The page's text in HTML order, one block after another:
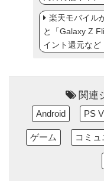
楽天モバイル
と「Galaxy Z
イント還元など
関連
Android PS
ゲーム コミ